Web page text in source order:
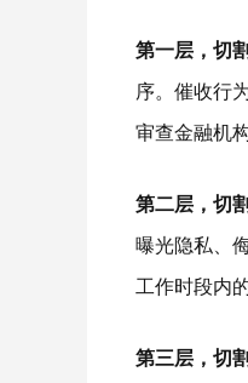
第一层，切
序。催收行
审查金融机
第二层，切
曝光隐私、
工作时段内
第三层，切